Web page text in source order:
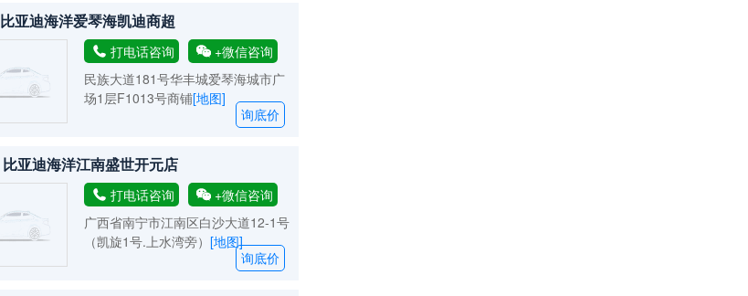
比亚迪海洋爱琴海凯迪商超
打电话咨询
+微信咨询
民族大道181号华丰城爱琴海城市广
场1层F1013号商铺[地图]
询底价
比亚迪海洋江南盛世开元店
打电话咨询
+微信咨询
广西省南宁市江南区白沙大道12-1号
（凯旋1号.上水湾旁） [地图]
询底价